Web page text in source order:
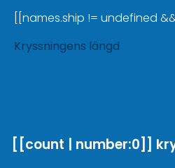
[[names.ship != undefined
Kryssningens längd